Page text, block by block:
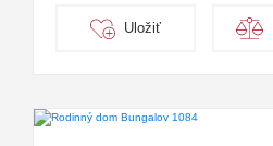
Uložiť